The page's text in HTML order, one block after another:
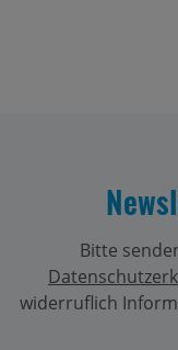
Bitte
widerruflich